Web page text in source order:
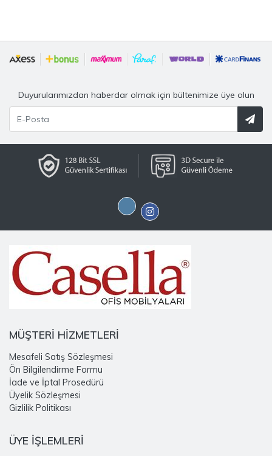
Duyurularımızdan haberdar olmak için bültenimize üye olun
MÜŞTERİ HİZMETLERİ
Mesafeli Satış Sözleşmesi
Ön Bilgilendirme Formu
İade ve İptal Prosedürü
Üyelik Sözleşmesi
Gizlilik Politikası
ÜYE İŞLEMLERİ